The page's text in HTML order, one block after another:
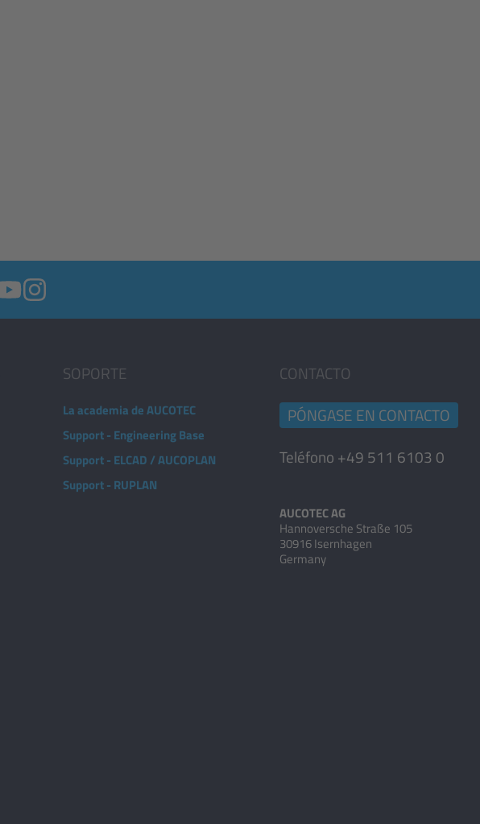
SOPORTE
La academia de AUCOTEC
Support - Engineering Base
Support - ELCAD / AUCOPLAN
Support - RUPLAN
CONTACTO
PÓNGASE EN CONTACTO
Teléfono +49 511 6103 0
AUCOTEC AG
Hannoversche Straße 105
30916 Isernhagen
Germany